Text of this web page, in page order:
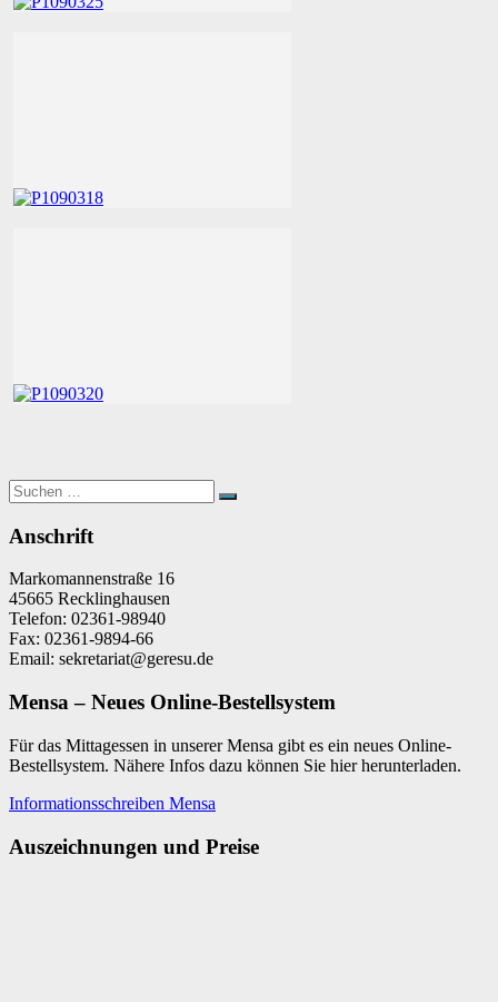
Suchen
nach:
Suchen
Anschrift
Markomannenstraße 16
45665 Recklinghausen
Telefon: 02361-98940
Fax: 02361-9894-66
Email: sekretariat@geresu.de
Mensa – Neues Online-Bestellsystem
Für das Mittagessen in unserer Mensa gibt es ein neues Online-
Bestellsystem. Nähere Infos dazu können Sie hier herunterladen.
Informationsschreiben Mensa
Auszeichnungen und Preise